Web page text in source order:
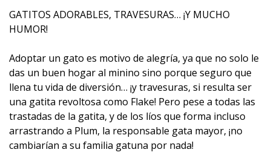
GATITOS ADORABLES, TRAVESURAS… ¡Y MUCHO
HUMOR!
Adoptar un gato es motivo de alegría, ya que no solo le
das un buen hogar al minino sino porque seguro que
llena tu vida de diversión… ¡y travesuras, si resulta ser
una gatita revoltosa como Flake! Pero pese a todas las
trastadas de la gatita, y de los líos que forma incluso
arrastrando a Plum, la responsable gata mayor, ¡no
cambiarían a su familia gatuna por nada!